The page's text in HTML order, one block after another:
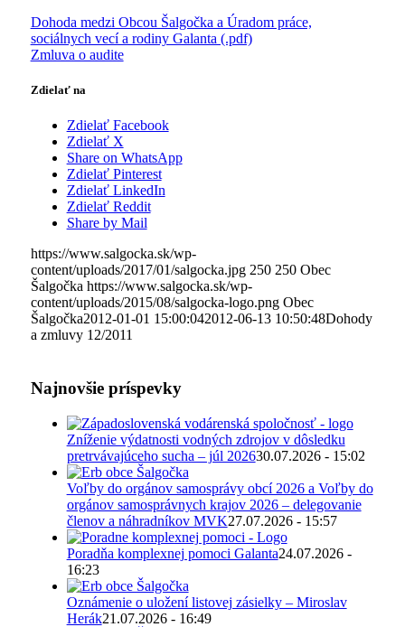
Dohoda medzi Obcou Šalgočka a Úradom práce,
sociálnych vecí a rodiny Galanta (.pdf)
Zmluva o audite
Zdielať na
Zdielať Facebook
Zdielať X
Share on WhatsApp
Zdielať Pinterest
Zdielať LinkedIn
Zdielať Reddit
Share by Mail
https://www.salgocka.sk/wp-
content/uploads/2017/01/salgocka.jpg 250 250 Obec
Šalgočka https://www.salgocka.sk/wp-
content/uploads/2015/08/salgocka-logo.png Obec
Šalgočka2012-01-01 15:00:042012-06-13 10:50:48Dohody
a zmluvy 12/2011
Najnovšie príspevky
Zníženie výdatnosti vodných zdrojov v dôsledku
pretrvávajúceho sucha – júl 202630.07.2026 - 15:02
Voľby do orgánov samosprávy obcí 2026 a Voľby do
orgánov samosprávnych krajov 2026 – delegovanie
členov a náhradníkov MVK27.07.2026 - 15:57
Poradňa komplexnej pomoci Galanta24.07.2026 -
16:23
Oznámenie o uložení listovej zásielky – Miroslav
Herák21.07.2026 - 16:49